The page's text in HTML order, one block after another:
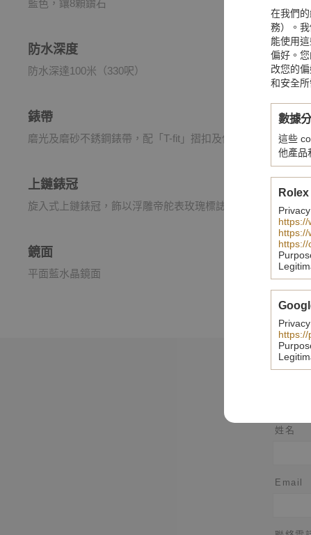
藍色，鑲8顆鑽石
防水深度
防水深達100米（330呎）
錶帶
磨光及磨砂不銹鋼錶帶，配「T-fit」摺扣及保險扣
上鏈錶冠
旋入式上鏈錶冠，飾以浮雕帝舵表玫瑰標誌
鏡面
平面藍水晶鏡面
姓名
Email
在我們
務）。
能使用
偏好。
改您的
和安全所
數據
這些
他產品
https://
https://
https://